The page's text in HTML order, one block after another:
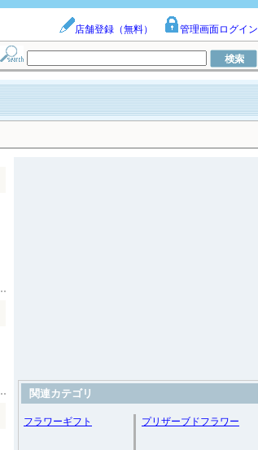
店舗登録（無料） 管理画面ログイン
関連カテゴリ
フラワーギフト プリザーブドフラワー